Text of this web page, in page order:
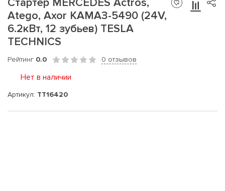
Стартер MERCEDES Actros,
Atego, Axor КАМАЗ-5490 (24V,
6.2кВт, 12 зубьев) TESLA
TECHNICS
Рейтинг 0.0 0 отзывов
Нет в наличии
Артикул: TT16420